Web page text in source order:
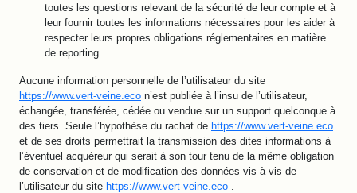
toutes les questions relevant de la sécurité de leur compte et à
leur fournir toutes les informations nécessaires pour les aider à
respecter leurs propres obligations réglementaires en matière
de reporting.
Aucune information personnelle de l’utilisateur du site
https://www.vert-veine.eco n’est publiée à l’insu de l’utilisateur,
échangée, transférée, cédée ou vendue sur un support quelconque à
des tiers. Seule l’hypothèse du rachat de https://www.vert-veine.eco
et de ses droits permettrait la transmission des dites informations à
l’éventuel acquéreur qui serait à son tour tenu de la même obligation
de conservation et de modification des données vis à vis de
l’utilisateur du site https://www.vert-veine.eco